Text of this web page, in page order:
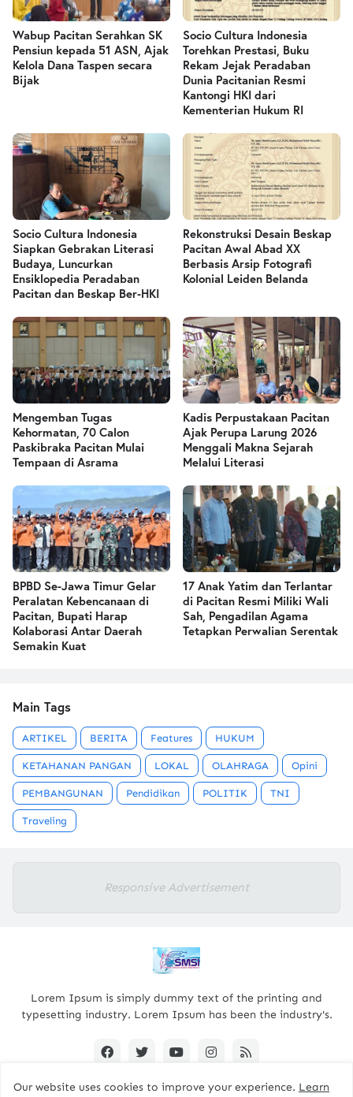
Wabup Pacitan Serahkan SK
Pensiun kepada 51 ASN, Ajak
Kelola Dana Taspen secara
Bijak
Socio Cultura Indonesia
Torehkan Prestasi, Buku
Rekam Jejak Peradaban
Dunia Pacitanian Resmi
Kantongi HKI dari
Kementerian Hukum RI
Socio Cultura Indonesia
Siapkan Gebrakan Literasi
Budaya, Luncurkan
Ensiklopedia Peradaban
Pacitan dan Beskap Ber-HKI
Rekonstruksi Desain Beskap
Pacitan Awal Abad XX
Berbasis Arsip Fotografi
Kolonial Leiden Belanda
Mengemban Tugas
Kehormatan, 70 Calon
Paskibraka Pacitan Mulai
Tempaan di Asrama
Kadis Perpustakaan Pacitan
Ajak Perupa Larung 2026
Menggali Makna Sejarah
Melalui Literasi
BPBD Se-Jawa Timur Gelar
Peralatan Kebencanaan di
Pacitan, Bupati Harap
Kolaborasi Antar Daerah
Semakin Kuat
17 Anak Yatim dan Terlantar
di Pacitan Resmi Miliki Wali
Sah, Pengadilan Agama
Tetapkan Perwalian Serentak
Main Tags
ARTIKEL BERITA Features HUKUM
KETAHANAN PANGAN LOKAL OLAHRAGA Opini
PEMBANGUNAN Pendidikan POLITIK TNI
Traveling
Responsive Advertisement
Lorem Ipsum is simply dummy text of the printing and
typesetting industry. Lorem Ipsum has been the industry's.
Our website uses cookies to improve your experience. Learn